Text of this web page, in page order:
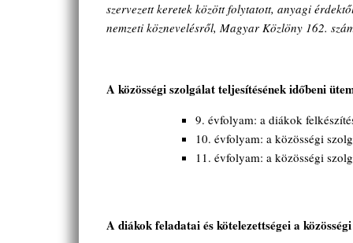
szervezett keretek között folytatott, anyagi
nemzeti köznevelésről, Magyar Közlöny 162.
A közösségi szolgálat teljesítésének időbeni
9. évfolyam: a diákok
10. évfolyam: a közösségi
11. évfolyam: a közösségi
A diákok feladatai és kötelezettségei a